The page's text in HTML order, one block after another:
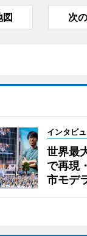
図 次
インタビ
世界最
で再現
市モデ